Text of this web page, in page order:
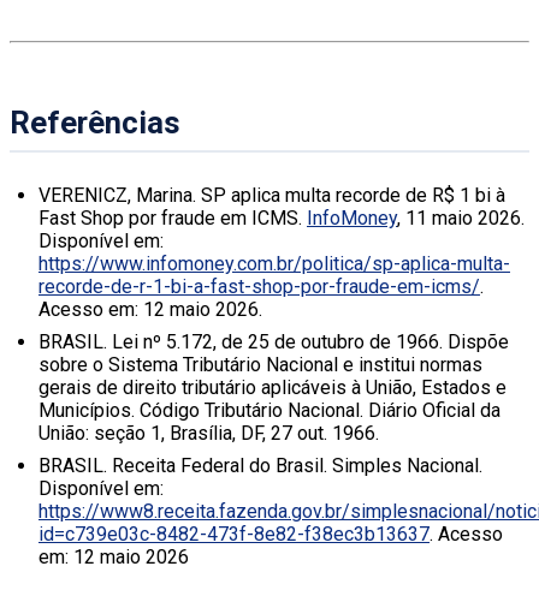
Referências
VERENICZ, Marina. SP aplica multa recorde de R$ 1 bi à
Fast Shop por fraude em ICMS. InfoMoney, 11 maio 2026.
Disponível em:
https://www.infomoney.com.br/politica/sp-aplica-multa-
recorde-de-r-1-bi-a-fast-shop-por-fraude-em-icms/.
Acesso em: 12 maio 2026.
BRASIL. Lei nº 5.172, de 25 de outubro de 1966. Dispõe
sobre o Sistema Tributário Nacional e institui normas
gerais de direito tributário aplicáveis à União, Estados e
Municípios. Código Tributário Nacional. Diário Oficial da
União: seção 1, Brasília, DF, 27 out. 1966.
BRASIL. Receita Federal do Brasil. Simples Nacional.
Disponível em:
https://www8.receita.fazenda.gov.br/simplesnacional/
id=c739e03c-8482-473f-8e82-f38ec3b13637. Acesso
em: 12 maio 2026